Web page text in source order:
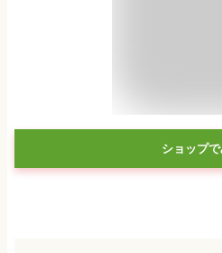
ショップ